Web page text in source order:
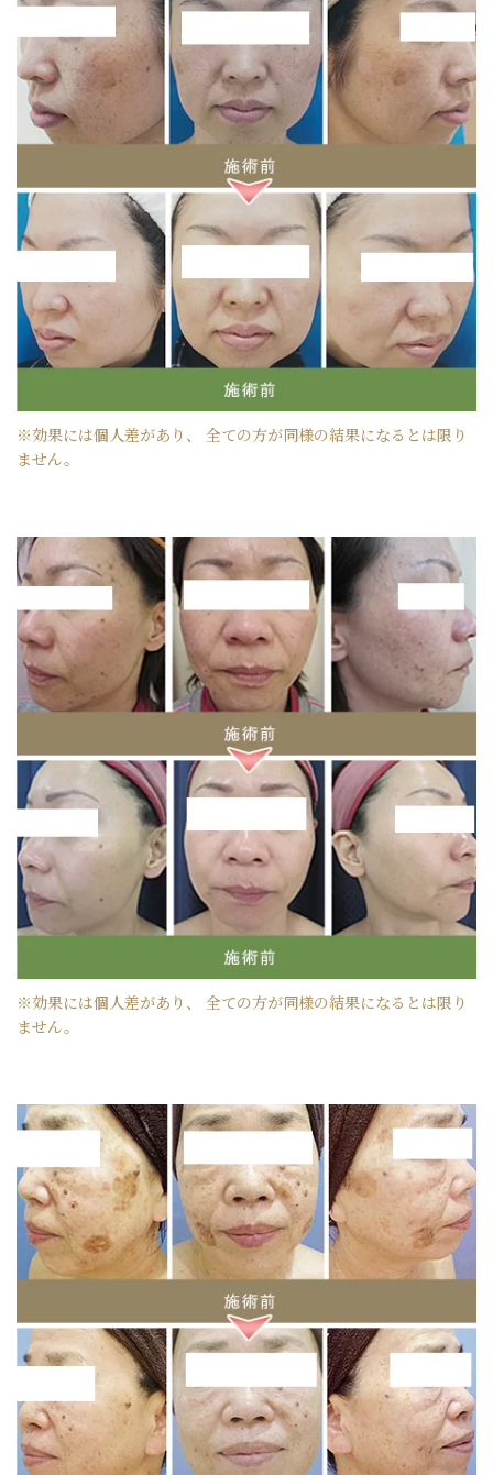
※効果には個人差があり、 全ての方が同様の結果になるとは限り
ません。
※効果には個人差があり、 全ての方が同様の結果になるとは限り
ません。